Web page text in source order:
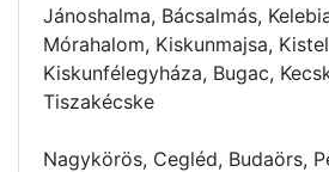
Jánoshalma, Bácsalmás,
Mórahalom, Kiskunmajsa,
Kiskunfélegyháza, Bugac,
Tiszakécske
Nagykörös, Cegléd, Budaörs,